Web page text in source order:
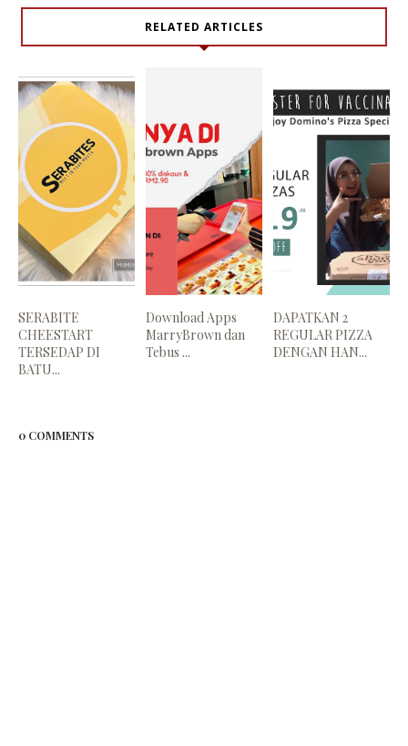
RELATED ARTICLES
SERABITE
CHEESTART
TERSEDAP DI
BATU...
Download Apps
MarryBrown dan
Tebus ...
DAPATKAN 2
REGULAR PIZZA
DENGAN HAN...
0 COMMENTS